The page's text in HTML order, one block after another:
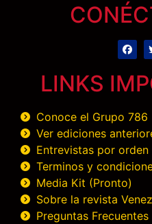
LINKS
Conoce el Grupo 786
Ver ediciones
Entrevistas por
Terminos y
Media Kit (Pronto)
Sobre la revista
Preguntas Frecuentes